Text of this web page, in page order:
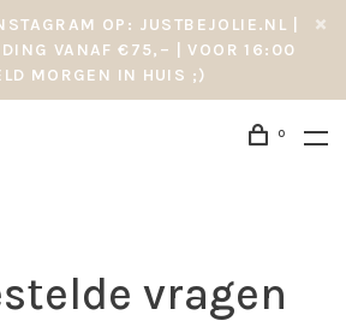
OP: JUSTBEJOLIE.NL |
VANAF €75,– | VOOR 16:00
MORGEN IN HUIS ;)
0
vragen